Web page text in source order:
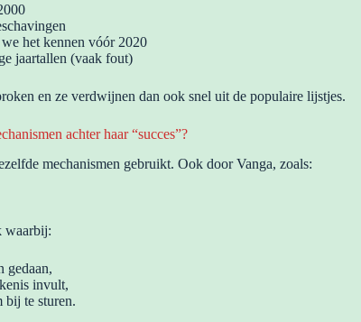
het kennen vóór 2020
jaartallen (vaak fout)
en ze verdwijnen dan ook snel uit de populaire lijstjes.
achter haar “succes”?
mechanismen gebruikt. Ook door Vanga, zoals:
waarbij:
gedaan,
invult,
bij te sturen.